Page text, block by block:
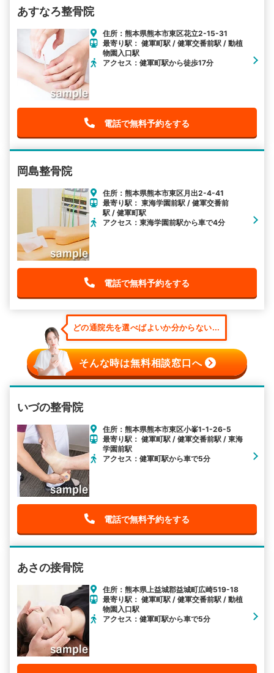
あすなろ整骨院
住所：熊本県熊本市東区花立2-15-31
最寄り駅： 健軍町駅 / 健軍交番前駅 / 動植
物園入口駅
アクセス：健軍町駅から徒歩17分
電話で無料予約をする
岡島整骨院
住所：熊本県熊本市東区月出2-4-41
最寄り駅： 東海学園前駅 / 健軍交番前
駅 / 健軍町駅
アクセス：東海学園前駅から車で4分
電話で無料予約をする
どの通院先を選べばよいか分からない...
そんな時は無料相談窓口へ
いづの整骨院
住所：熊本県熊本市東区小峯1-1-26-5
最寄り駅： 健軍町駅 / 健軍交番前駅 / 東海
学園前駅
アクセス：健軍町駅から車で5分
電話で無料予約をする
あさの接骨院
住所：熊本県上益城郡益城町広崎519-18
最寄り駅： 健軍町駅 / 健軍交番前駅 / 動植
物園入口駅
アクセス：健軍町駅から車で5分